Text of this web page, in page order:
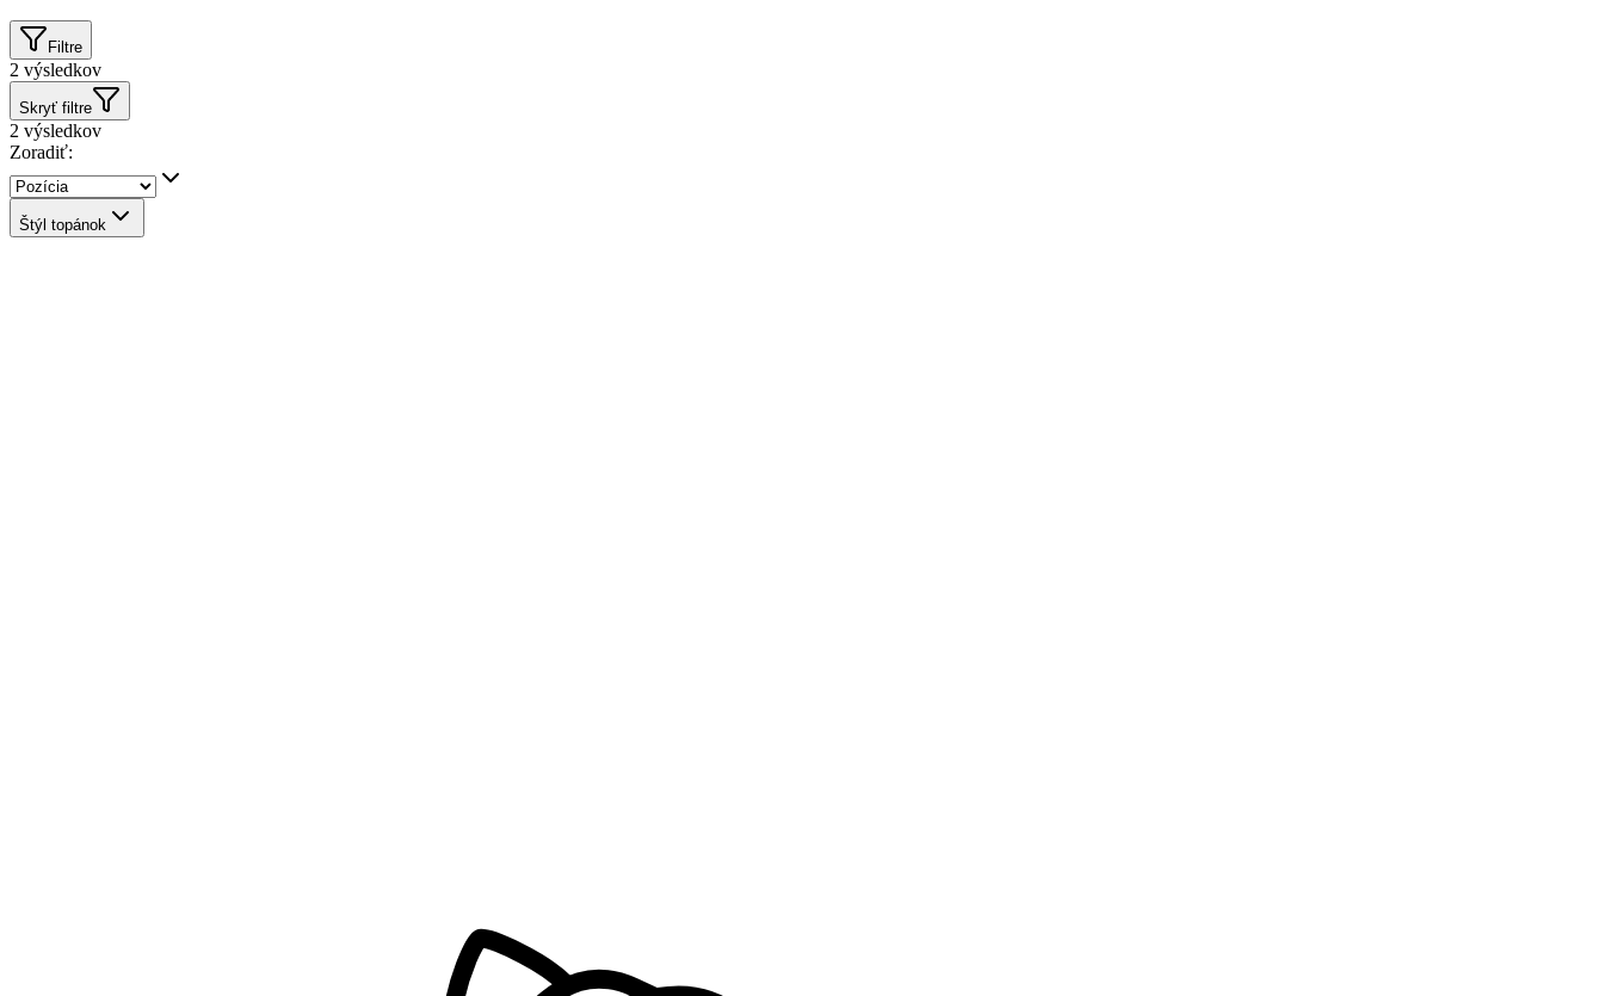
Filtre
2 výsledkov
Skryť filtre
2 výsledkov
Zoradiť:
Štýl topánok